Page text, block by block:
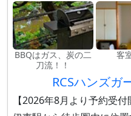
BBQはガス、炭の二
刀流！！
客
RCSハンズガ
【2026年8月より予約受付